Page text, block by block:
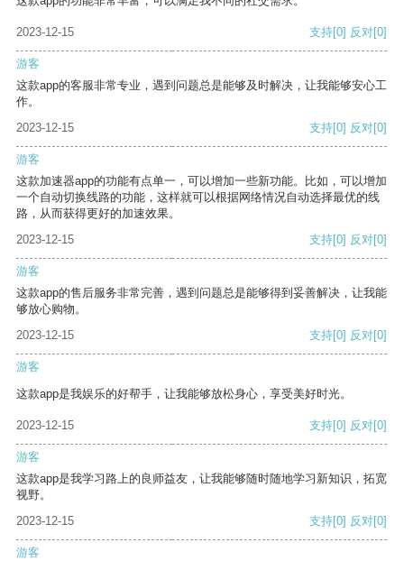
2023-12-15 支持[0] 反对[0]
游客
这款app的客服非常专业，遇到问题总是能够及时解决，让我能够安心工
作。
2023-12-15
支持[0] 反对[0]
游客
这款加速器app的功能有点单一，可以增加一些新功能。比如，可以增加
一个自动切换线路的功能，这样就可以根据网络情况自动选择最优的线
路，从而获得更好的加速效果。
2023-12-15
支持[0] 反对[0]
游客
这款app的售后服务非常完善，遇到问题总是能够得到妥善解决，让我能
够放心购物。
2023-12-15
支持[0] 反对[0]
游客
这款app是我娱乐的好帮手，让我能够放松身心，享受美好时光。
2023-12-15 支持[0] 反对[0]
游客
这款app是我学习路上的良师益友，让我能够随时随地学习新知识，拓宽
视野。
2023-12-15
支持[0] 反对[0]
游客